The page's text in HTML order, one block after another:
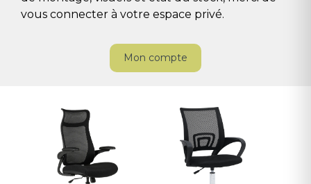
vous connecter à votre espace privé.
Mon compte